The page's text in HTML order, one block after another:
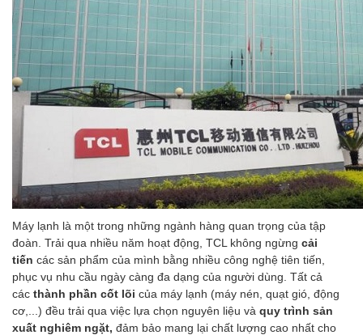
Máy lạnh là một trong những ngành hàng quan trọng của tập
đoàn. Trải qua nhiều năm hoạt động, TCL không ngừng cải
tiến các sản phẩm của mình bằng nhiều công nghệ tiên tiến,
phục vụ nhu cầu ngày càng đa dạng của người dùng. Tất cả
các thành phần cốt lõi của máy lạnh (máy nén, quạt gió, động
cơ,...) đều trải qua việc lựa chọn nguyên liệu và quy trình sản
xuất nghiêm ngặt, đảm bảo mang lại chất lượng cao nhất cho